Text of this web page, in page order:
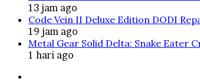
13 jam ago
Code Vein II Deluxe Edition DODI
19 jam ago
Metal Gear Solid Delta: Snake Eater
1 hari ago